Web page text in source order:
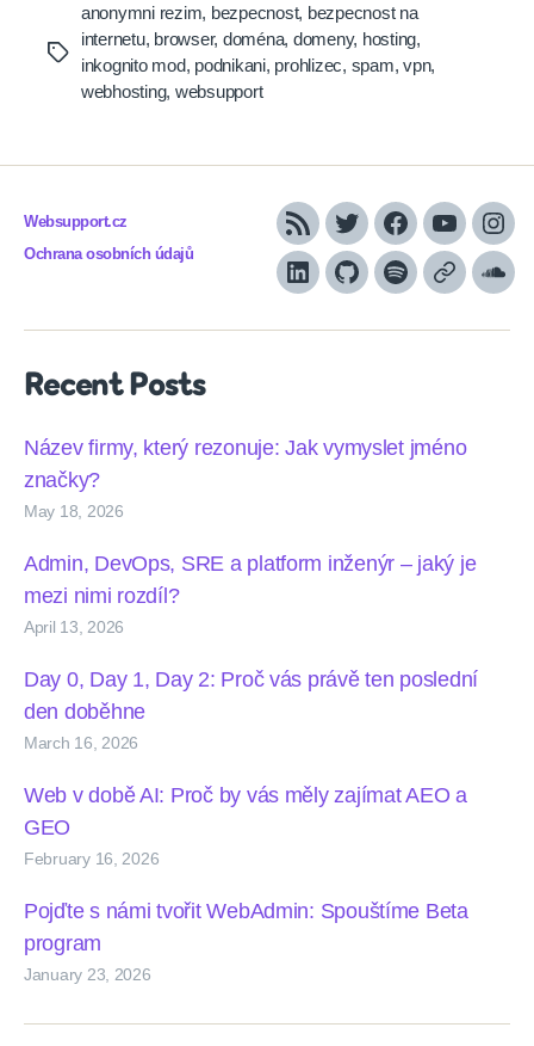
Tags
anonymni rezim, bezpecnost, bezpecnost na
internetu, browser, doména, domeny, hosting,
inkognito mod, podnikani, prohlizec, spam,vpn,
webhosting, websupport
Websupport.cz
Ochrana osobních údajů
RSS TwitterFacebook
YouTube
LinkedInGithubSpotifyApple
Recent Posts
Název firmy, který rezonuje: Jak vymyslet jméno
značky?
May 18, 2026
Admin, DevOps, SRE a platform inženýr – jaký je
mezi nimi rozdíl?
April 13, 2026
Day 0, Day 1, Day 2: Proč vás právě ten poslední
den doběhne
March 16, 2026
Web v době AI: Proč by vás měly zajímat AEO a
GEO
February 16, 2026
Pojďte s námi tvořit WebAdmin: Spouštíme Beta
program
January 23, 2026